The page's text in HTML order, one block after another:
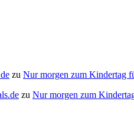
zu Nur morgen zum Kindertag
zu Nur morgen zum